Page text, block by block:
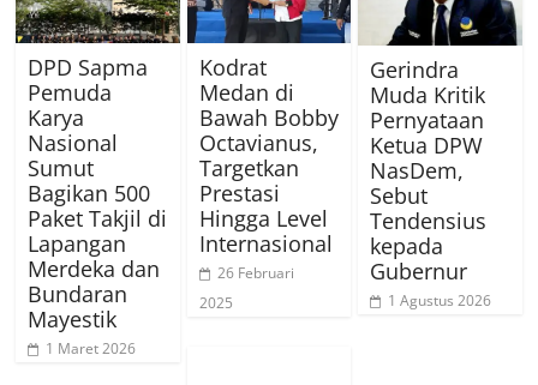
DPD Sapma
Pemuda
Karya
Nasional
Sumut
Bagikan 500
Paket Takjil di
Lapangan
Merdeka dan
Bundaran
Mayestik
1 Maret 2026
Kodrat
Medan di
Bawah Bobby
Octavianus,
Targetkan
Prestasi
Hingga Level
Internasional
26 Februari
2025
Gerindra
Muda Kritik
Pernyataan
Ketua DPW
NasDem,
Sebut
Tendensius
kepada
Gubernur
1 Agustus 2026